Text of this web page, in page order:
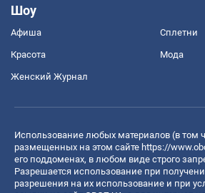
Шоу
Афиша Сплетни
Красота Мода
Женский Журнал
Использование любых материалов (в том
размещенных на этом сайте https://
его поддоменах, в любом виде строго
Разрешается использование при
разрешения на их использование и при